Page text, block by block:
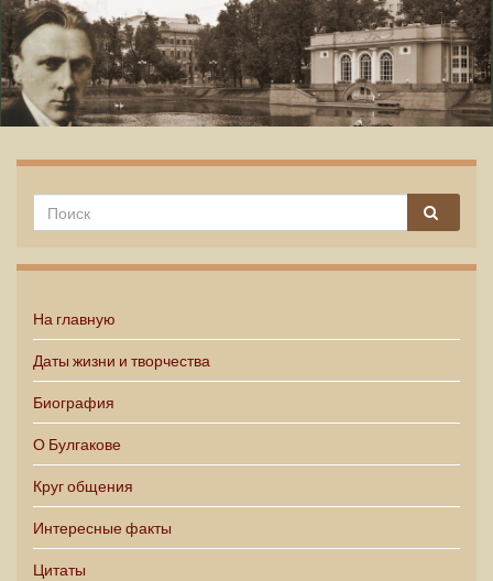
На главную
Даты жизни и творчества
Биография
О Булгакове
Круг общения
Интересные факты
Цитаты